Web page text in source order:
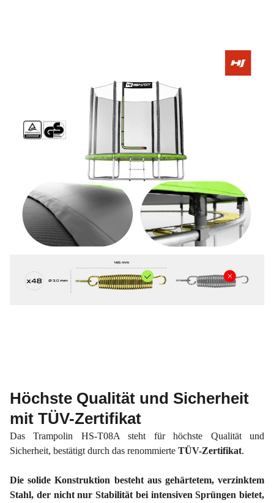
Höchste Qualität und Sicherheit
mit TÜV-Zertifikat
Das Trampolin HS-T08A steht für höchste Qualität und
Sicherheit, bestätigt durch das renommierte TÜV-Zertifikat.
Die solide Konstruktion besteht aus gehärtetem, verzinktem
Stahl, der nicht nur Stabilität bei intensiven Sprüngen bietet,